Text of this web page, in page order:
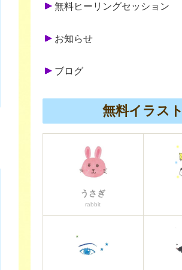
無料ヒーリングセッション
お知らせ
ブログ
無料イラスト
うさぎ
rabbit